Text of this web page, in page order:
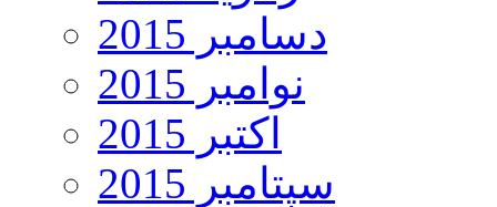
دسامبر 2015
نوامبر 2015
اکتبر 2015
سپتامبر 2015